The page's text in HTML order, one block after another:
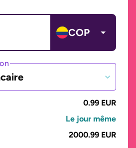
COP
0.99 EUR
Le jour même
2000.99 EUR